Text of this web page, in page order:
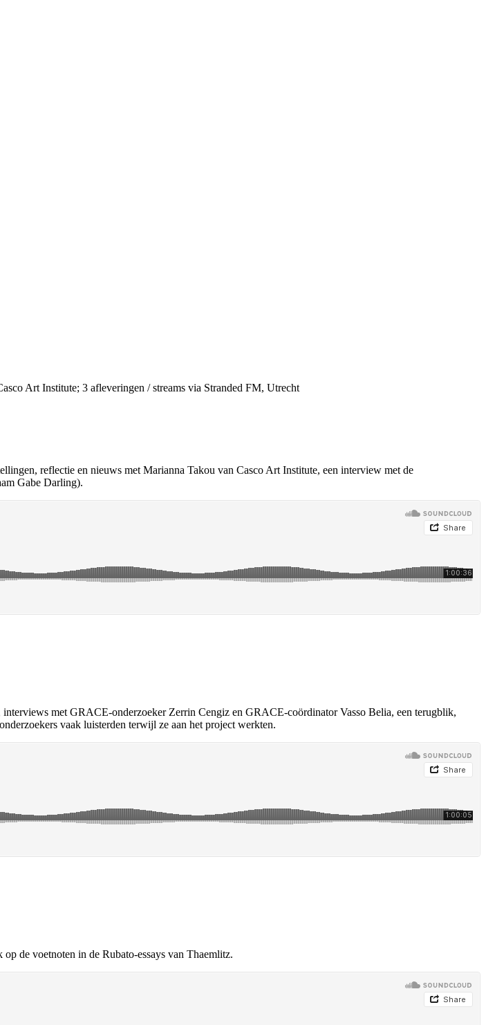
Art Institute; 3 afleveringen / streams via Stranded FM, Utrecht
reflectie en nieuws met Marianna Takou van Casco Art Institute, een interview met de
Gabe Darling).
met GRACE-onderzoeker Zerrin Cengiz en GRACE-coördinator Vasso Belia, een terugblik,
vaak luisterden terwijl ze aan het project werkten.
de voetnoten in de Rubato-essays van Thaemlitz.